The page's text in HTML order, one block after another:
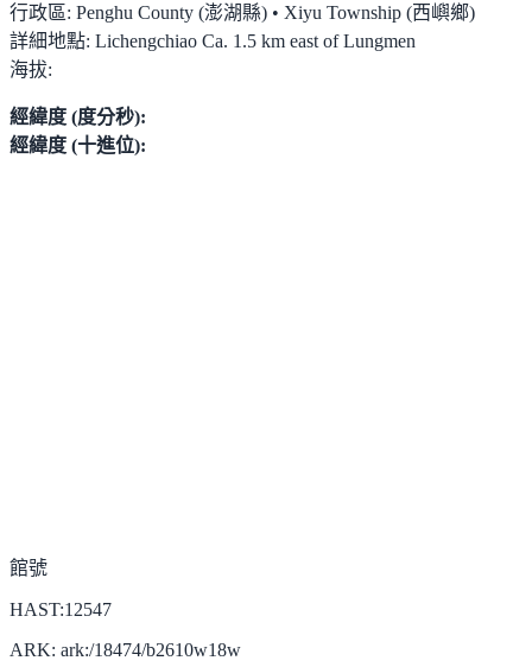
行政區: Penghu County (澎湖縣) • Xiyu Township (西嶼鄉)
詳細地點: Lichengchiao Ca. 1.5 km east of Lungmen
海拔:
經緯度 (度分秒):
經緯度 (十進位):
館號
HAST:12547
ARK: ark:/18474/b2610w18w